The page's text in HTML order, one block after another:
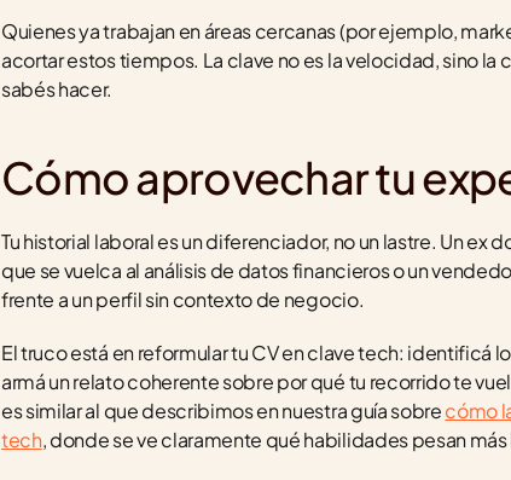
Quienes ya trabajan en áreas cercanas (por ejemplo,
acortar estos tiempos. La clave no es la velocidad, sino
sabés hacer.
Cómo aprovechar tu
Tu historial laboral es un diferenciador, no un lastre. Un
que se vuelca al análisis de datos financieros o un
frente a un perfil sin contexto de negocio.
El truco está en reformular tu CV en clave tech:
armá un relato coherente sobre por qué tu recorrido te
es similar al que describimos en nuestra guía sobre cómo
tech, donde se ve claramente qué habilidades pesan más